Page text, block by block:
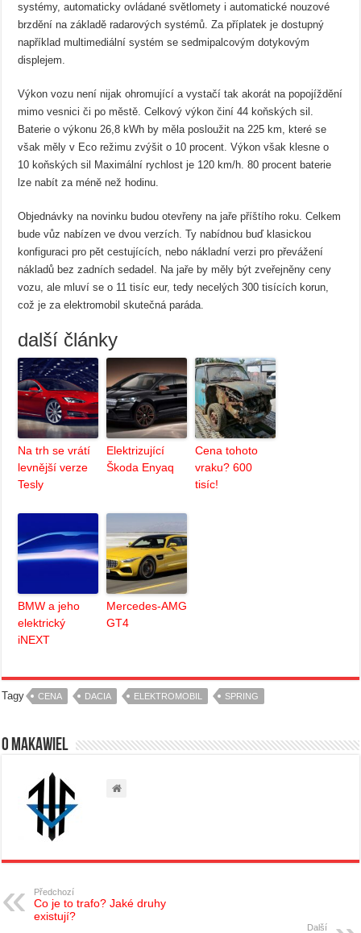
systémy, automaticky ovládané světlomety i automatické nouzové
brzdění na základě radarových systémů. Za příplatek je dostupný
například multimediální systém se sedmipalcovým dotykovým
displejem.
Výkon vozu není nijak ohromující a vystačí tak akorát na popojíždění
mimo vesnici či po městě. Celkový výkon činí 44 koňských sil.
Baterie o výkonu 26,8 kWh by měla posloužit na 225 km, které se
však měly v Eco režimu zvýšit o 10 procent. Výkon však klesne o
10 koňských sil Maximální rychlost je 120 km/h. 80 procent baterie
lze nabít za méně než hodinu.
Objednávky na novinku budou otevřeny na jaře příštího roku. Celkem
bude vůz nabízen ve dvou verzích. Ty nabídnou buď klasickou
konfiguraci pro pět cestujících, nebo nákladní verzi pro převážení
nákladů bez zadních sedadel. Na jaře by měly být zveřejněny ceny
vozu, ale mluví se o 11 tisíc eur, tedy necelých 300 tisících korun,
což je za elektromobil skutečná paráda.
další články
Na trh se vrátí
levnější verze
Tesly
Elektrizující
Škoda Enyaq
Cena tohoto
vraku? 600
tisíc!
BMW a jeho
elektrický
iNEXT
Mercedes-AMG
GT4
Tagy CENA DACIA ELEKTROMOBIL SPRING
O Makawiel
Předchozí
Co je to trafo? Jaké druhy
existují?
Další